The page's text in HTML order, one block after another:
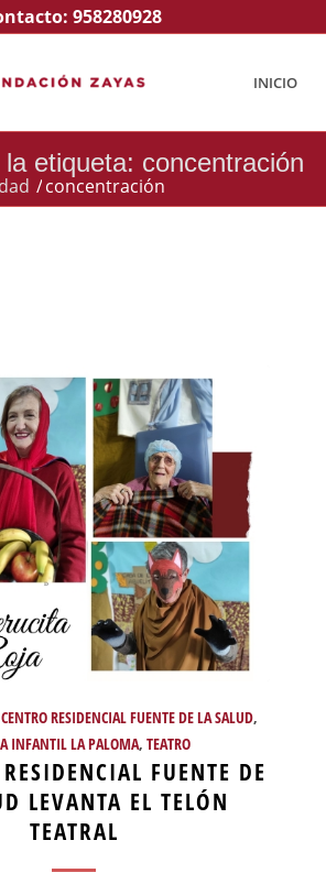
958280928
INICIO
etiqueta: concentración
/concentración
CENTRO RESIDENCIAL FUENTE DE LA SALUD,
INFANTIL LA PALOMA, TEATRO
FUENTE DE
LEVANTA EL TELÓN
TEATRAL